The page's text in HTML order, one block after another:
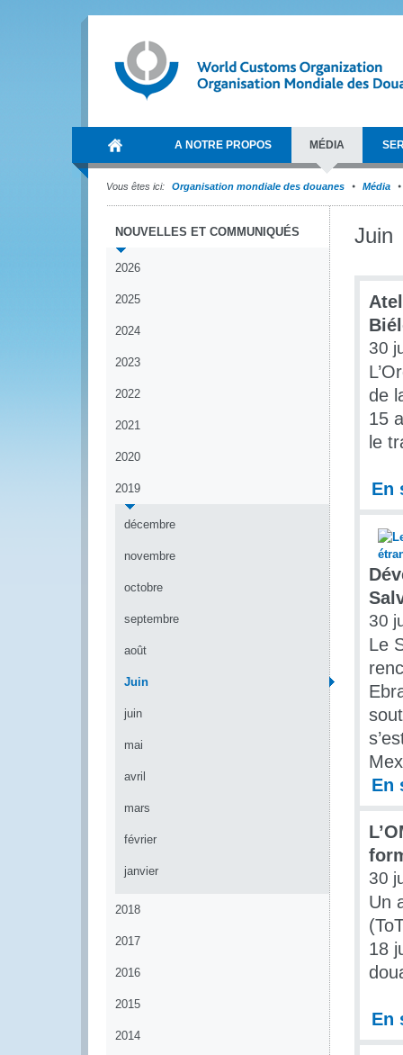
A NOTRE PROPOS MÉDIA
Vous êtes ici: Organisation mondiale des douanes Média
NOUVELLES ET COMMUNIQUÉS
2026
2025
2024
2023
2022
2021
2020
2019
décembre
novembre
octobre
septembre
août
Juin
juin
mai
avril
mars
février
janvier
2018
2017
2016
2015
2014
Juin
30
de
15
le
En
30
Le
En
30
Un
18
En